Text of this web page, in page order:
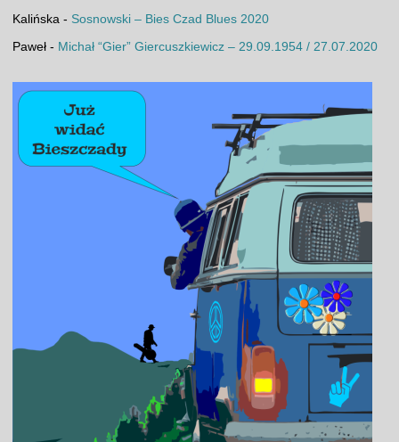
Kalińska- Sosnowski – Bies Czad Blues 2020
Paweł- Michał “Gier” Giercuszkiewicz – 29.09.1954 / 27.07.2020